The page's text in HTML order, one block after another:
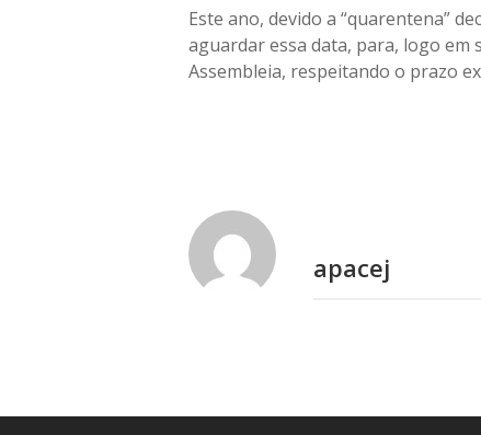
Este ano, devido a “quarentena”
aguardar essa data, para, logo em
Assembleia, respeitando o prazo
apacej